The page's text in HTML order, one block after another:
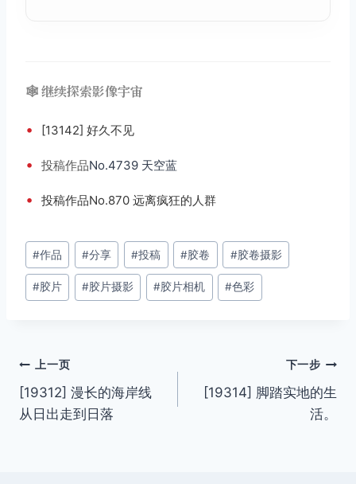
🕸️ 继续探索影像宇宙
• [13142] 好久不见
• 投稿作品No.4739 天空蓝
• 投稿作品No.870 远离疯狂的人群
文
章
标
#作品 #分享 #投稿 #胶卷 #胶卷摄影
#胶片 #胶片摄影 #胶片相机 #色彩
文
章
上一页
[19312] 漫长的海岸线
从日出走到日落
下一步
[19314] 脚踏实地的生
活。